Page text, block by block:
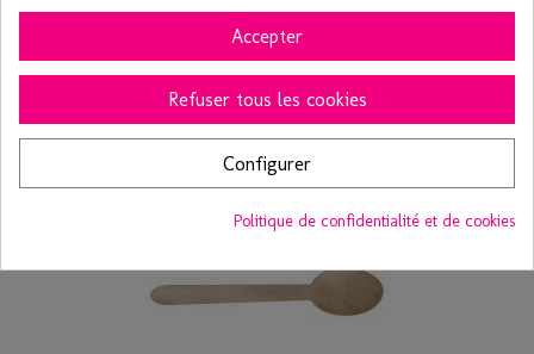
4,94 € TTC
Ajouter au panier Voir
Accepter
Refuser tous les cookies
Configurer
Politique de confidentialité et de cookies